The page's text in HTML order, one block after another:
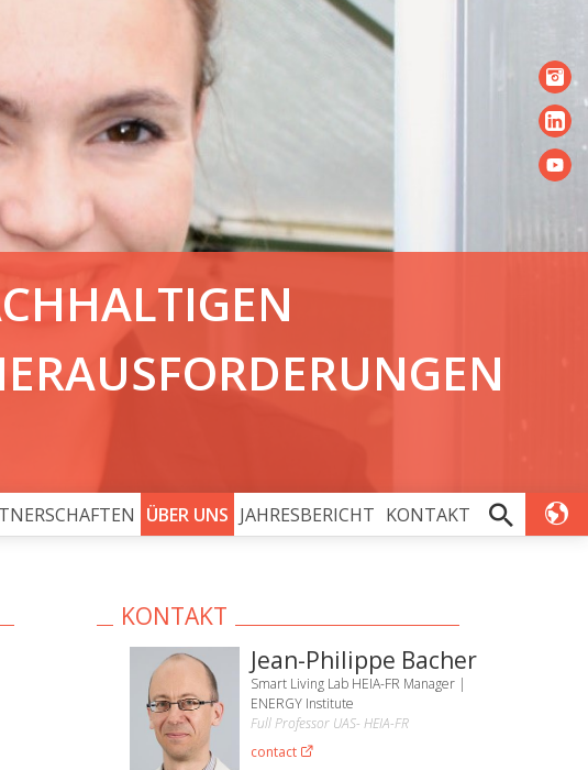
ÜBER UNS JAHRESBERICHT KONTAKT
KONTAKT
Jean-Philippe Bacher
Smart Living Lab HEIA-FR Manager |
ENERGY Institute
Full Professor UAS- HEIA-FR
contact